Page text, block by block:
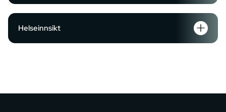
Helseinnsikt